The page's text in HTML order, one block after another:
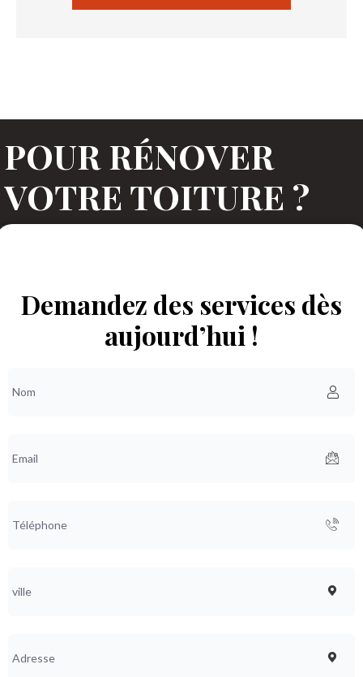
POUR RÉNOVER
VOTRE TOITURE ?
Demandez des services dès
aujourd’hui !